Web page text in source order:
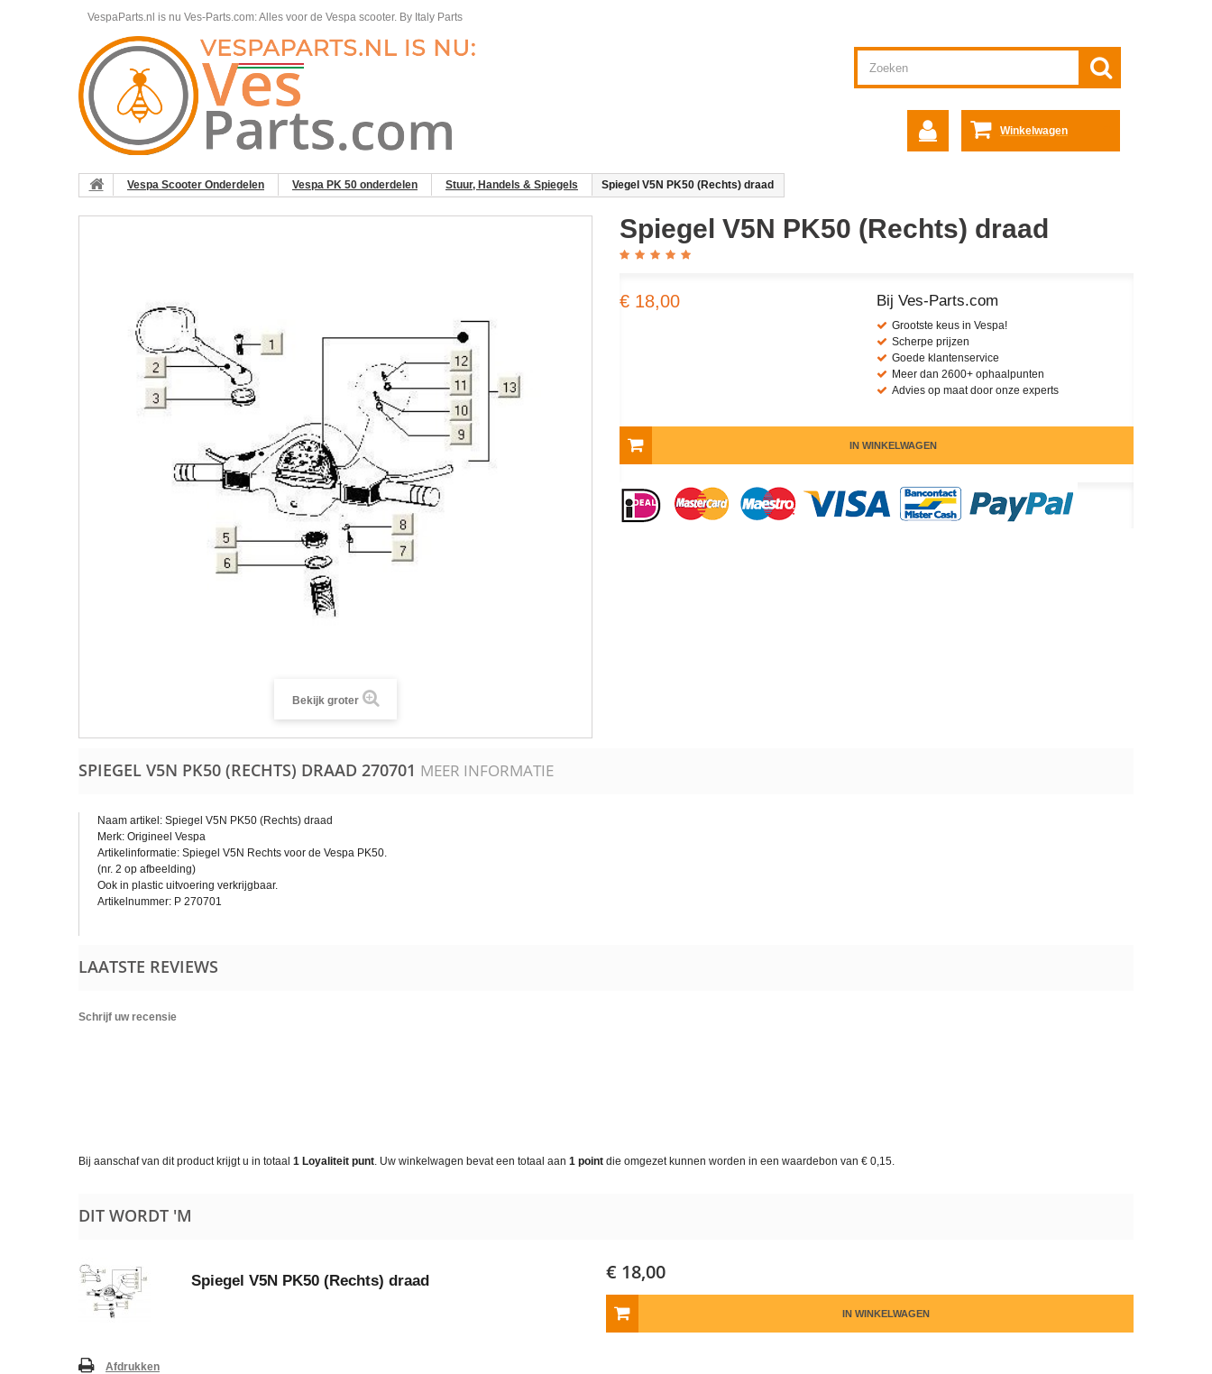
VespaParts.nl is nu Ves-Parts.com: Alles voor de Vespa scooter. By Italy Parts
Winkelwagen
Vespa Scooter Onderdelen Vespa PK 50 onderdelen Stuur, Handels & Spiegels Spiegel V5N PK50 (Rechts) draad
Bekijk groter
Spiegel V5N PK50 (Rechts) draad
€ 18,00 Bij Ves-Parts.com
Grootste keus in Vespa!
Scherpe prijzen
Goede klantenservice
Meer dan 2600+ ophaalpunten
Advies op maat door onze experts
IN WINKELWAGEN
SPIEGEL V5N PK50 (RECHTS) DRAAD 270701 MEER INFORMATIE
Naam artikel: Spiegel V5N PK50 (Rechts) draad
Merk: Origineel Vespa
Artikelinformatie: Spiegel V5N Rechts voor de Vespa PK50.
(nr. 2 op afbeelding)
Ook in plastic uitvoering verkrijgbaar.
Artikelnummer: P 270701
LAATSTE REVIEWS
Schrijf uw recensie
Bij aanschaf van dit product krijgt u in totaal 1 Loyaliteit punt. Uw winkelwagen bevat een totaal aan 1 point die omgezet kunnen worden in een waardebon van € 0,15.
DIT WORDT 'M
Spiegel V5N PK50 (Rechts) draad € 18,00
IN WINKELWAGEN
Afdrukken